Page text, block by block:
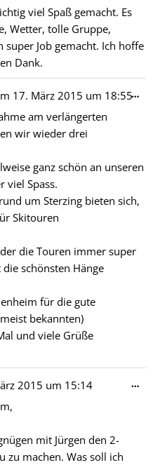
viel Spaß gemacht. Es
Wetter, tolle Gruppe,
super Job gemacht. Ich hoffe
Dank.
17. März 2015 um 18:55
am verlängerten
wir wieder drei
ganz schön an unseren
viel Spass.
um Sterzing bieten sich,
Skitouren
die Touren immer super
schönsten Hänge
für die gute
bekannten)
und viele Grüße
…
2015 um 15:14
mit Jürgen den 2-
zu machen. Was soll ich
…